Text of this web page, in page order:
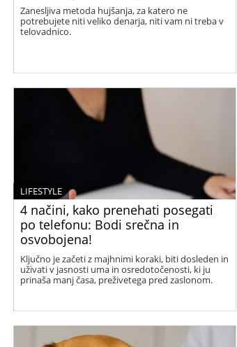
Zanesljiva metoda hujšanja, za katero ne
potrebujete niti veliko denarja, niti vam ni treba v
telovadnico.
4 načini, kako prenehati posegati
po telefonu: Bodi srečna in
osvobojena!
LIFESTYLE
Ključno je začeti z majhnimi koraki, biti dosleden in
uživati v jasnosti uma in osredotočenosti, ki ju
prinaša manj časa, preživetega pred zaslonom.